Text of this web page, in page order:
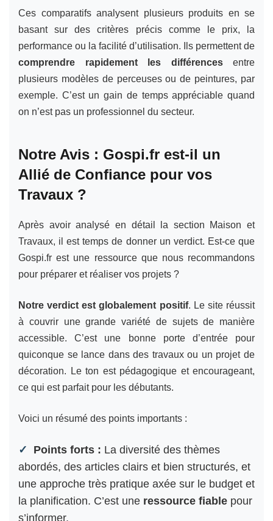
Ces comparatifs analysent plusieurs produits en se
basant sur des critères précis comme le prix, la
performance ou la facilité d’utilisation. Ils permettent de
comprendre rapidement les différencesentre
plusieurs modèles de perceuses ou de peintures, par
exemple. C’est un gain de temps appréciable quand
on n’est pas un professionnel du secteur.
Notre Avis : Gospi.fr est-il un
Allié de Confiance pour vos
Travaux ?
Après avoir analysé en détail la section Maison et
Travaux, il est temps de donner un verdict. Est-ce que
Gospi.fr est une ressource que nous recommandons
pour préparer et réaliser vos projets ?
Notre verdict est globalement positif. Le site réussit
à couvrir une grande variété de sujets de manière
accessible. C’est une bonne porte d’entrée pour
quiconque se lance dans des travaux ou un projet de
décoration. Le ton est pédagogique et encourageant,
ce qui est parfait pour les débutants.
Voici un résumé des points importants :
Points forts : La diversité des thèmes
abordés, des articles clairs et bien structurés, et
une approche très pratique axée sur le budget et
la planification. C’est une ressource fiable pour
s’informer.